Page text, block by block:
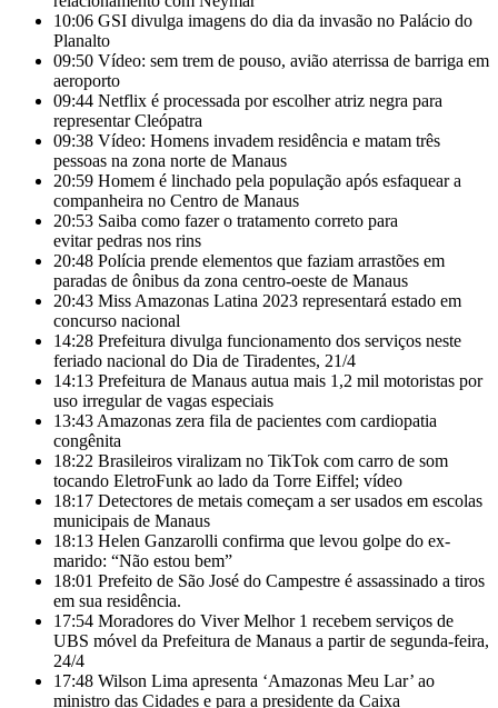
10:06 GSI divulga imagens do dia da invasão no Palácio do
Planalto
09:50 Vídeo: sem trem de pouso, avião aterrissa de barriga em
aeroporto
09:44 Netflix é processada por escolher atriz negra para
representar Cleópatra
09:38 Vídeo: Homens invadem residência e matam três
pessoas na zona norte de Manaus
20:59 Homem é linchado pela população após esfaquear a
companheira no Centro de Manaus
20:53 Saiba como fazer o tratamento correto para
evitar pedras nos rins
20:48 Polícia prende elementos que faziam arrastões em
paradas de ônibus da zona centro-oeste de Manaus
20:43 Miss Amazonas Latina 2023 representará estado em
concurso nacional
14:28 Prefeitura divulga funcionamento dos serviços neste
feriado nacional do Dia de Tiradentes, 21/4
14:13 Prefeitura de Manaus autua mais 1,2 mil motoristas por
uso irregular de vagas especiais
13:43 Amazonas zera fila de pacientes com cardiopatia
congênita
18:22 Brasileiros viralizam no TikTok com carro de som
tocando EletroFunk ao lado da Torre Eiffel; vídeo
18:17 Detectores de metais começam a ser usados em escolas
municipais de Manaus
18:13 Helen Ganzarolli confirma que levou golpe do ex-
marido: “Não estou bem”
18:01 Prefeito de São José do Campestre é assassinado a tiros
em sua residência.
17:54 Moradores do Viver Melhor 1 recebem serviços de
UBS móvel da Prefeitura de Manaus a partir de segunda-feira,
24/4
17:48 Wilson Lima apresenta ‘Amazonas Meu Lar’ ao
ministro das Cidades e para a presidente da Caixa